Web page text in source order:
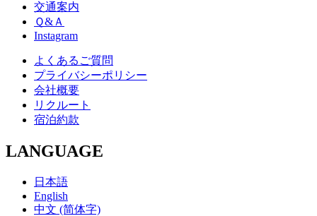
交通案内
Ｑ&Ａ
Instagram
よくあるご質問
プライバシーポリシー
会社概要
リクルート
宿泊約款
LANGUAGE
日本語
English
中文 (简体字)